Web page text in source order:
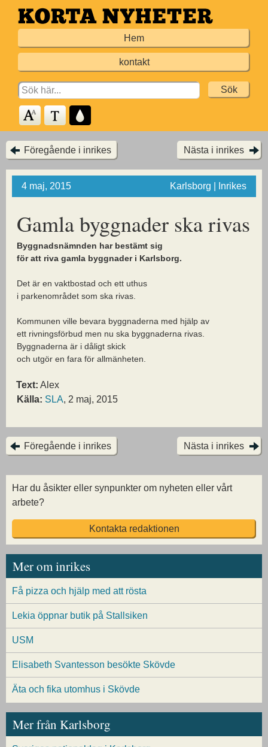
Hoppa
till
Hem
kontakt
Search
for:
Föregående i inrikes Nästa i inrikes
4 maj, 2015 Karlsborg | Inrikes
Gamla byggnader ska rivas
Byggnadsnämnden har bestämt sig
för att riva gamla byggnader i Karlsborg.
Det är en vaktbostad och ett uthus
i parkenområdet som ska rivas.
Kommunen ville bevara byggnaderna med hjälp av
ett rivningsförbud men nu ska byggnaderna rivas.
Byggnaderna är i dåligt skick
och utgör en fara för allmänheten.
Text: Alex
Källa: SLA, 2 maj, 2015
Föregående i inrikes Nästa i inrikes
Har du åsikter eller synpunkter om nyheten eller vårt
arbete?
Kontakta redaktionen
Mer om inrikes
Få pizza och hjälp med att rösta
Lekia öppnar butik på Stallsiken
USM
Elisabeth Svantesson besökte Skövde
Äta och fika utomhus i Skövde
Mer från Karlsborg